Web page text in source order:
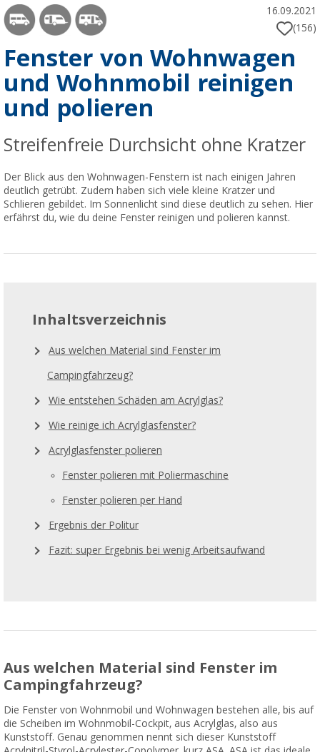
16.09.2021
(156)
Fenster von Wohnwagen
und Wohnmobil reinigen
und polieren
Streifenfreie Durchsicht ohne Kratzer
Der Blick aus den Wohnwagen-Fenstern ist nach einigen Jahren
deutlich getrübt. Zudem haben sich viele kleine Kratzer und
Schlieren gebildet. Im Sonnenlicht sind diese deutlich zu sehen. Hier
erfährst du, wie du deine Fenster reinigen und polieren kannst.
Inhaltsverzeichnis
Aus welchen Material sind Fenster im
Campingfahrzeug?
Wie entstehen Schäden am Acrylglas?
Wie reinige ich Acrylglasfenster?
Acrylglasfenster polieren
Fenster polieren mit Poliermaschine
Fenster polieren per Hand
Ergebnis der Politur
Fazit: super Ergebnis bei wenig Arbeitsaufwand
Aus welchen Material sind Fenster im
Campingfahrzeug?
Die Fenster von Wohnmobil und Wohnwagen bestehen alle, bis auf
die Scheiben im Wohnmobil-Cockpit, aus Acrylglas, also aus
Kunststoff. Genau genommen nennt sich dieser Kunststoff